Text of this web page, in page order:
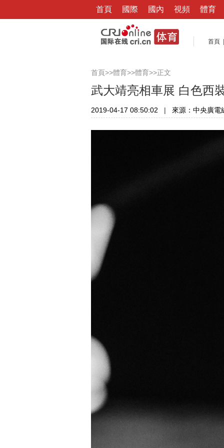
首頁 國際 國內 視頻 體育
首頁
首頁>>體育>>體育>>正文
武大靖亮相車展 白色西
2019-04-17 08:50:02 | 來源：中央廣電